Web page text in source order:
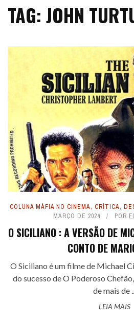
TAG: JOHN
COLUNA MÁFIA NO CINEMA, CRÍTICA,
MARÇO DE 2024
POR
O SICILIANO : A VERSÃO DE
CONTO DE
O Siciliano é um filme de Michael
do sucesso de O Poderoso
de mais de
LEIA MAIS